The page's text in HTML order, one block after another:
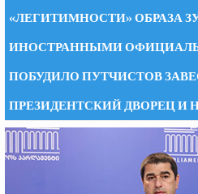
«ЛЕГИТИМНОСТИ» ОБРАЗА
ИНОСТРАННЫМИ
ПОБУДИЛО ПУТЧИСТОВ
ПРЕЗИДЕНТСКИЙ ДВОРЕЦ И